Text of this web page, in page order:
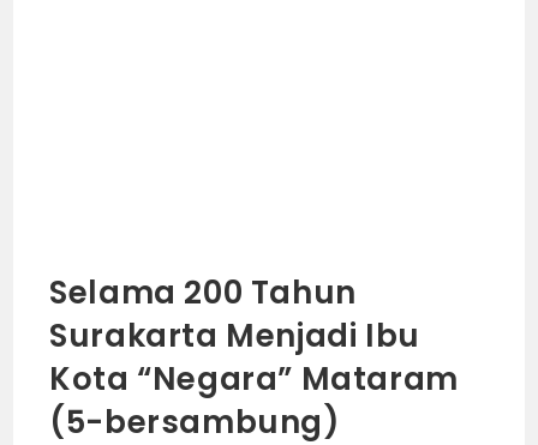
Selama 200 Tahun
Surakarta Menjadi Ibu
Kota “Negara” Mataram
(5-bersambung)